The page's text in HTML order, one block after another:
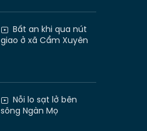
Bất an khi qua nút
giao ở xã Cẩm Xuyên
Nỗi lo sạt lở bên
sông Ngàn Mọ